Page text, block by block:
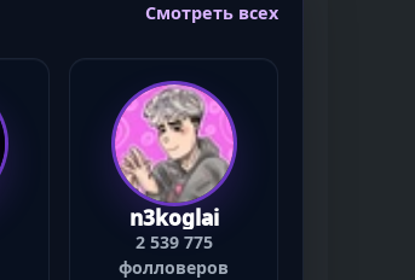
Смотреть всех
n3koglai
2 539 775
фолловеров